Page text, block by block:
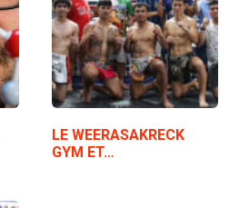
LE WEERASAKRECK
GYM ET…